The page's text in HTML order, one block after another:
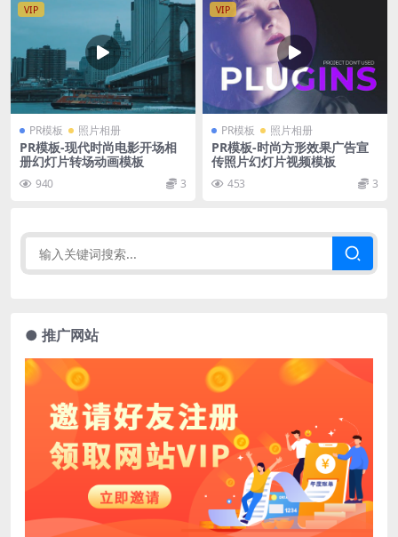
VIP
PR模板 照片相册
PR模板-现代时尚电影开场相
册幻灯片转场动画模板
940 3
VIP
PR模板 照片相册
PR模板-时尚方形效果广告宣
传照片幻灯片视频模板
453 3
● 推广网站